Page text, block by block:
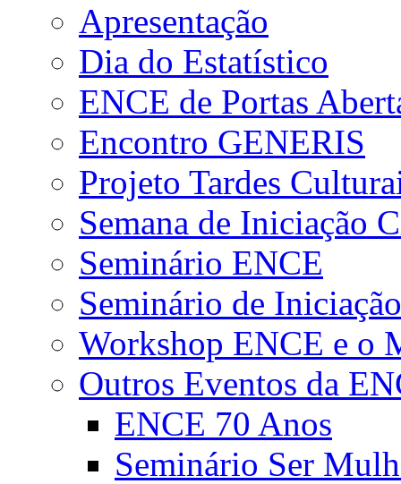
Apresentação
Dia do Estatístico
ENCE de Portas
Encontro GENERIS
Projeto Tardes
Semana de Iniciação
Seminário ENCE
Seminário de
Workshop ENCE e o
Outros Eventos da
ENCE 70 Anos
Seminário Ser